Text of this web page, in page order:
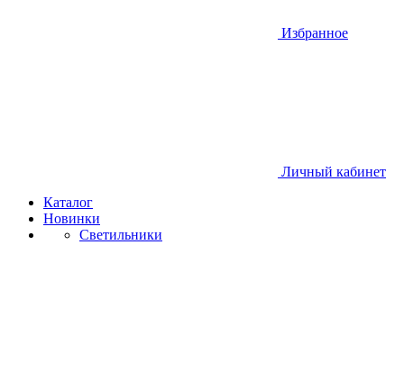
Избранное
Личный кабинет
Каталог
Новинки
Светильники